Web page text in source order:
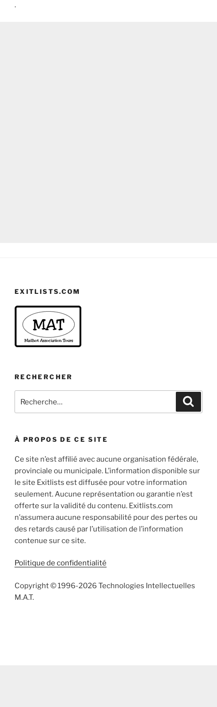
.
EXITLISTS.COM
RECHERCHER
À PROPOS DE CE SITE
Ce site n’est affilié avec aucune organisation fédérale,
provinciale ou municipale. L’information disponible sur
le site Exitlists est diffusée pour votre information
seulement. Aucune représentation ou garantie n’est
offerte sur la validité du contenu. Exitlists.com
n’assumera aucune responsabilité pour des pertes ou
des retards causé par l’utilisation de l’information
contenue sur ce site.
Politique de confidentialité
Copyright © 1996-2026 Technologies Intellectuelles
M.A.T.